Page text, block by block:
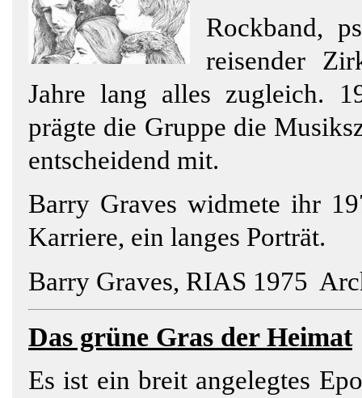
Rockband,
reisender
Jahre lang alles zugleich.
prägte die Gruppe die
entscheidend mit.
Barry Graves widmete ihr
Karriere, ein langes Porträt.
Barry Graves, RIAS 1975
Das grüne Gras der Heimat
Es ist ein breit angelegtes